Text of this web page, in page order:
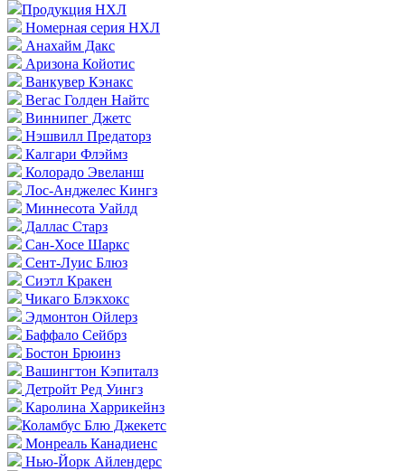
Продукция НХЛ
Номерная серия НХЛ
Анахайм Дакс
Аризона Койотис
Ванкувер Кэнакс
Вегас Голден Найтс
Виннипег Джетс
Нэшвилл Предаторз
Калгари Флэймз
Колорадо Эвеланш
Лос-Анджелес Кингз
Миннесота Уайлд
Даллас Старз
Сан-Хосе Шаркс
Сент-Луис Блюз
Сиэтл Кракен
Чикаго Блэкхокс
Эдмонтон Ойлерз
Баффало Сейбрз
Бостон Брюинз
Вашингтон Кэпиталз
Детройт Ред Уингз
Каролина Харрикейнз
Коламбус Блю Джекетс
Монреаль Канадиенс
Нью-Йорк Айлендерс